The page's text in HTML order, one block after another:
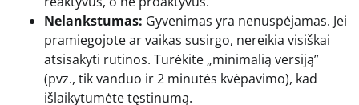
Nelankstumas: Gyvenimas yra nenuspėjamas. Jei
pramiegojote ar vaikas susirgo, nereikia visiškai
atsisakyti rutinos. Turėkite „minimalią versiją”
(pvz., tik vanduo ir 2 minutės kvėpavimo), kad
išlaikytumėte tęstinumą.